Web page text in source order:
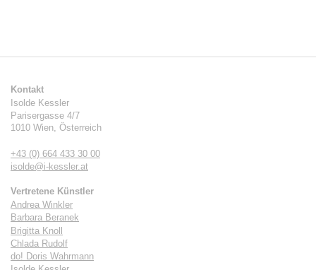
Kontakt
Isolde Kessler
Parisergasse 4/7
1010 Wien, Österreich
+43 (0) 664 433 30 00
isolde@i-kessler.at
Vertretene Künstler
Andrea Winkler
Barbara Beranek
Brigitta Knoll
Chlada Rudolf
do! Doris Wahrmann